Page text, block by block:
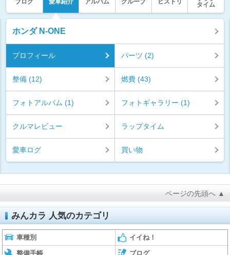
ブログ 愛車紹介 アルバム グループ ヒストリ
タイム
ホンダ N-ONE
プロフィール パーツ (2)
整備 (12) 燃費 (43)
フォトアルバム (1) フォトギャラリー (1)
クルマレビュー ラップタイム
愛車ログ 買い物
ページの先頭へ ▲
みんカラ 人気のカテゴリ
車種別 イイね！
整備手帳 ブログ